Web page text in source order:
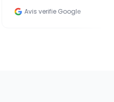
Avis verifie Google